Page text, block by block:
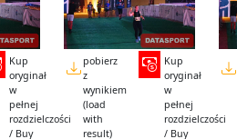
Kup
oryginał
w
pełnej
rozdzielczości
/ Buy
pobierz
z
wynikiem
(load
with
result)
Kup
oryginał
w
pełnej
rozdzielczości
/ Buy